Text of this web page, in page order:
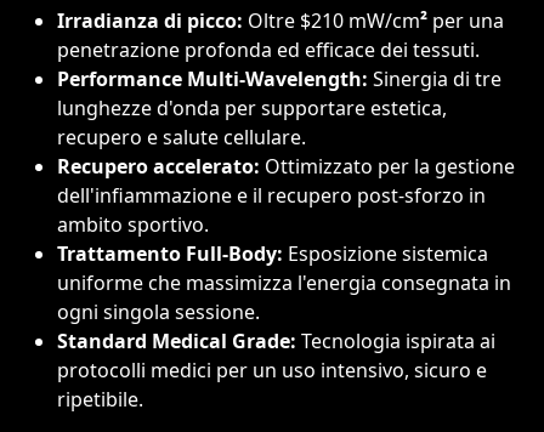
Irradianza di picco: Oltre $210 mW/cm² per una
penetrazione profonda ed efficace dei tessuti.
Performance Multi-Wavelength: Sinergia di tre
lunghezze d'onda per supportare estetica,
recupero e salute cellulare.
Recupero accelerato: Ottimizzato per la gestione
dell'infiammazione e il recupero post-sforzo in
ambito sportivo.
Trattamento Full-Body: Esposizione sistemica
uniforme che massimizza l'energia consegnata in
ogni singola sessione.
Standard Medical Grade: Tecnologia ispirata ai
protocolli medici per un uso intensivo, sicuro e
ripetibile.